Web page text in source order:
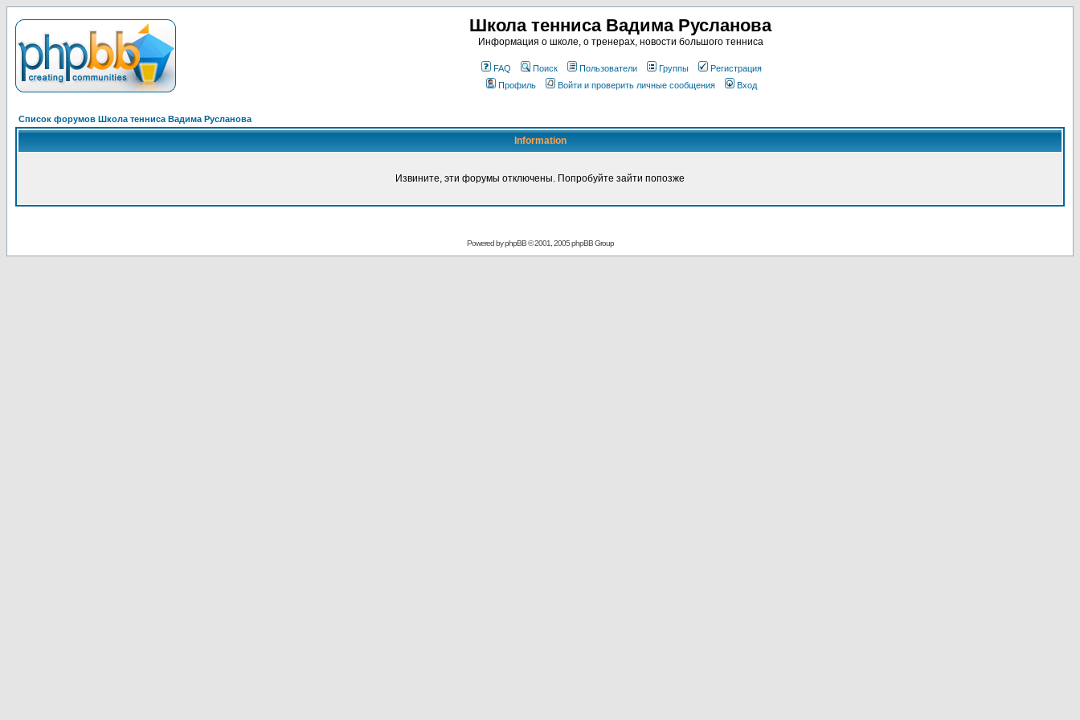
Школа тенниса Вадима Русланова
Информация о школе, о тренерах, новости большого тенниса
FAQ Поиск Пользователи Группы
Регистрация
Профиль
Войти и проверить личные сообщения Вход
Список форумов Школа тенниса Вадима Русланова
Information
Извините, эти форумы отключены. Попробуйте зайти попозже
Powered byphpBB© 2001, 2005 phpBB Group